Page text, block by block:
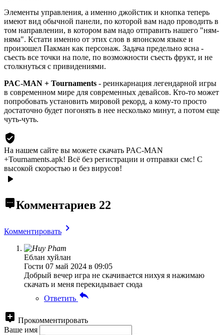
Элементы управления, а именно джойстик и кнопка теперь
имеют вид обычной панели, по которой вам надо проводить в
том направлении, в котором вам надо отправить нашего "ням-
няма". Кстати именно от этих слов в японском языке и
произошел Пакман как персонаж. Задача предельно ясна -
съесть все точки на поле, по возможности съесть фрукт, и не
столкнуться с привидениями.
PAC-MAN + Tournaments - реинкарнация легендарной игры
в современном мире для современных девайсов. Кто-то может
попробовать установить мировой рекорд, а кому-то просто
достаточно будет погонять в нее несколько минут, а потом еще
чуть-чуть.
На нашем сайте вы можете скачать PAC-MAN
+Tournaments.apk! Всё без регистрации и отправки смс! С
высокой скоростью и без вирусов!
Комментариев 22
Комментировать
Еблан хуйлан
Гости 07 май 2024 в 09:05
Добрый вечер игра не скачивается нихуя я нажимаю
скачать и меня перекидывает сюда
Ответить
Прокомментировать
Ваше имя